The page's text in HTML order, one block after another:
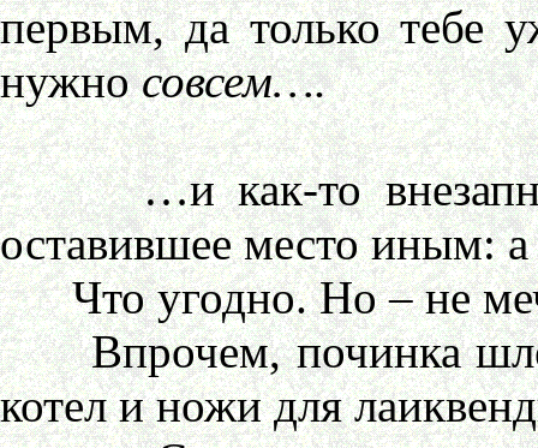
первым, да только тебе
нужносовсем….
…и как-то внезапно
оставившее место иным:
Что угодно. Но – не
Впрочем, починка
котел и ножи для